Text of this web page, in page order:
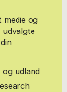
sin baggrund
indenfor den
fra TV 2 har
eller leder i
og interesserer
Malene.
Privat er Malene
medie og
og udland